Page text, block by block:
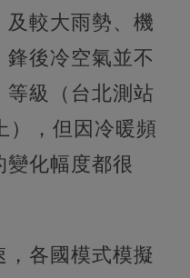
及較大雨勢、機
後冷空氣並不
級（台北測站
），但因冷暖頻
變化幅度都很
各國模式模擬